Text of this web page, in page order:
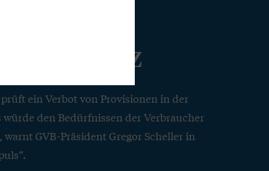
ein Verbot von Provisionen in der
würde den Bedürfnissen der Verbraucher
GVB-Präsident Gregor Scheller in